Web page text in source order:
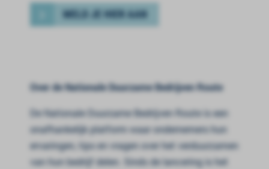
MELD JE HIER AAN
Over de Nationale Duurzame Bedrijven Route
De Nationale Duurzame Bedrijven Route is een
onafhankelijk platform waar ondernemers hun
ervaringen, tips en vragen over het verduurzamen
van hun bedrijf delen. Sinds de lancering is het